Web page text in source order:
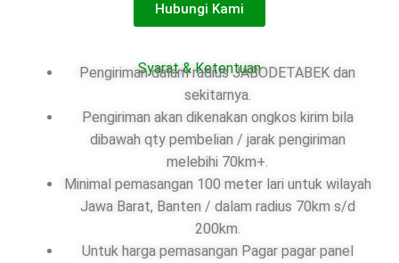
Hubungi Kami
Syarat & Ketentuan
Pengiriman dalam radius JABODETABEK dan
sekitarnya.
Pengiriman akan dikenakan ongkos kirim bila
dibawah qty pembelian / jarak pengiriman
melebihi 70km+.
Minimal pemasangan 100 meter lari untuk wilayah
Jawa Barat, Banten / dalam radius 70km s/d
200km.
Untuk harga pemasangan Pagar pagar panel